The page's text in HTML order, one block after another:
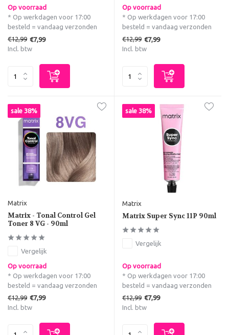
Op voorraad
* Op werkdagen voor 17:00
besteld = vandaag verzonden
€12,99 €7,99
Incl. btw
Op voorraad
* Op werkdagen voor 17:00
besteld = vandaag verzonden
€12,99 €7,99
Incl. btw
sale 38%
Matrix
Matrix - Tonal Control Gel
Toner 8 VG - 90ml
Vergelijk
Op voorraad
* Op werkdagen voor 17:00
besteld = vandaag verzonden
€12,99 €7,99
Incl. btw
sale 38%
Matrix
Matrix Super Sync 11P 90ml
Vergelijk
Op voorraad
* Op werkdagen voor 17:00
besteld = vandaag verzonden
€12,99 €7,99
Incl. btw